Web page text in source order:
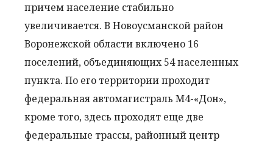
причем население стабильно
увеличивается. В Новоусманской район
Воронежской области включено 16
поселений, объединяющих 54 населенных
пункта. По его территории проходит
федеральная автомагистраль М4-«Дон»,
кроме того, здесь проходят еще две
федеральные трассы, районный центр